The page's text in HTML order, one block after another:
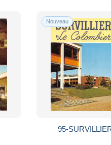
Nouveau
95-